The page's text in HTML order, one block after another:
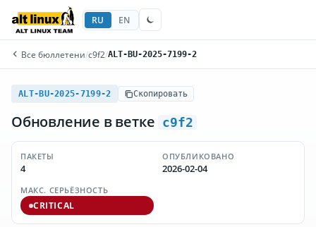
RU EN
Все бюллетени/c9f2/ALT-BU-2025-7199-2
ALT-BU-2025-7199-2 Скопировать
Обновление в ветке c9f2
ПАКЕТЫ
4
ОПУБЛИКОВАНО
2026-02-04
МАКС. СЕРЬЁЗНОСТЬ
CRITICAL